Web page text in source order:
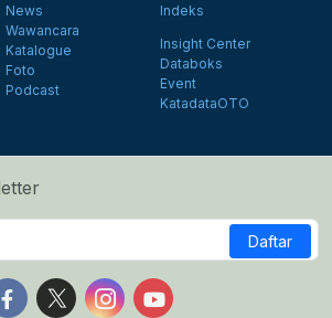
News
Wawancara
Katalogue
Foto
Podcast
Indeks
Insight Center
Databoks
Event
KatadataOTO
Daftar
Follow us on Facebook
Follow us on X
Follow us on Instagram
Follow us on